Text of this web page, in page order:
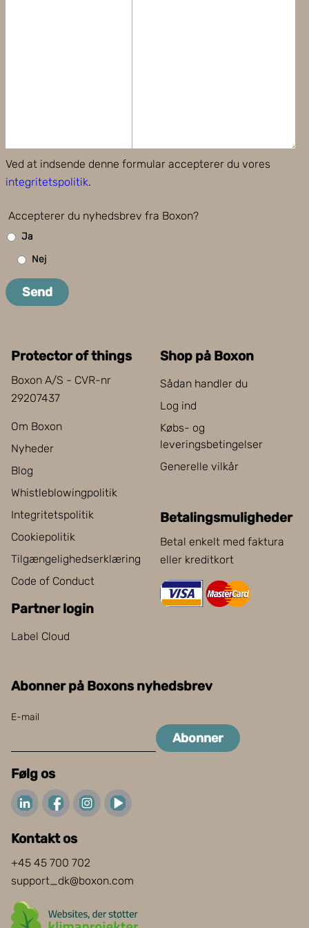
Ved at indsende denne formular accepterer du vores
integritetspolitik.
Accepterer du nyhedsbrev fra Boxon?
Ja
Nej
Send
Protector of things
Boxon A/S - CVR-nr
29207437
Om Boxon
Nyheder
Blog
Whistleblowingpolitik
Integritetspolitik
Cookiepolitik
Tilgængelighedserklæring
Code of Conduct
Partner login
Label Cloud
Shop på Boxon
Sådan handler du
Log ind
Købs- og
leveringsbetingelser
Generelle vilkår
Betalingsmuligheder
Betal enkelt med faktura
eller kreditkort
Abonner på Boxons nyhedsbrev
E-mail
Abonner
Følg os
Kontakt os
+45 45 700 702
support_dk@boxon.com